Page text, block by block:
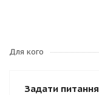
Для кого
Задати питання